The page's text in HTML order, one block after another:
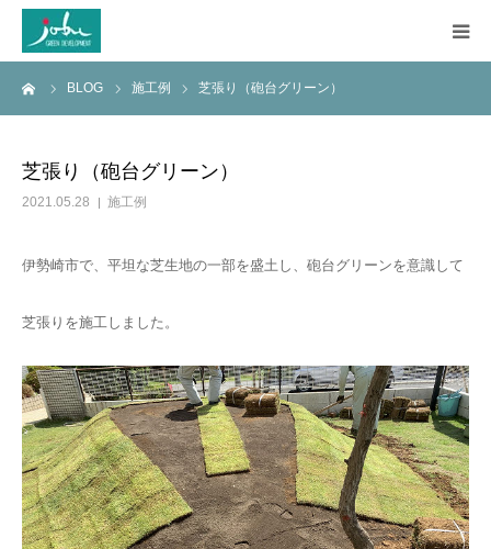
BLOG 施工例 芝張り（砲台グリーン）
芝張り（砲台グリーン）
2021.05.28 施工例
伊勢崎市で、平坦な芝生地の一部を盛土し、砲台グリーンを意識して
芝張りを施工しました。
HOME
BLOG
CONTACT US